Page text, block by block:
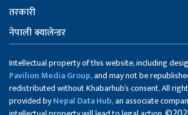
तरकारी
नेपाली क्यालेन्डर
Intellectual property of this website, including
Pavilion Media Group,and may not be
redistributed without Khabarhub’s consent. All
provided byNepal Data Hub,an associate